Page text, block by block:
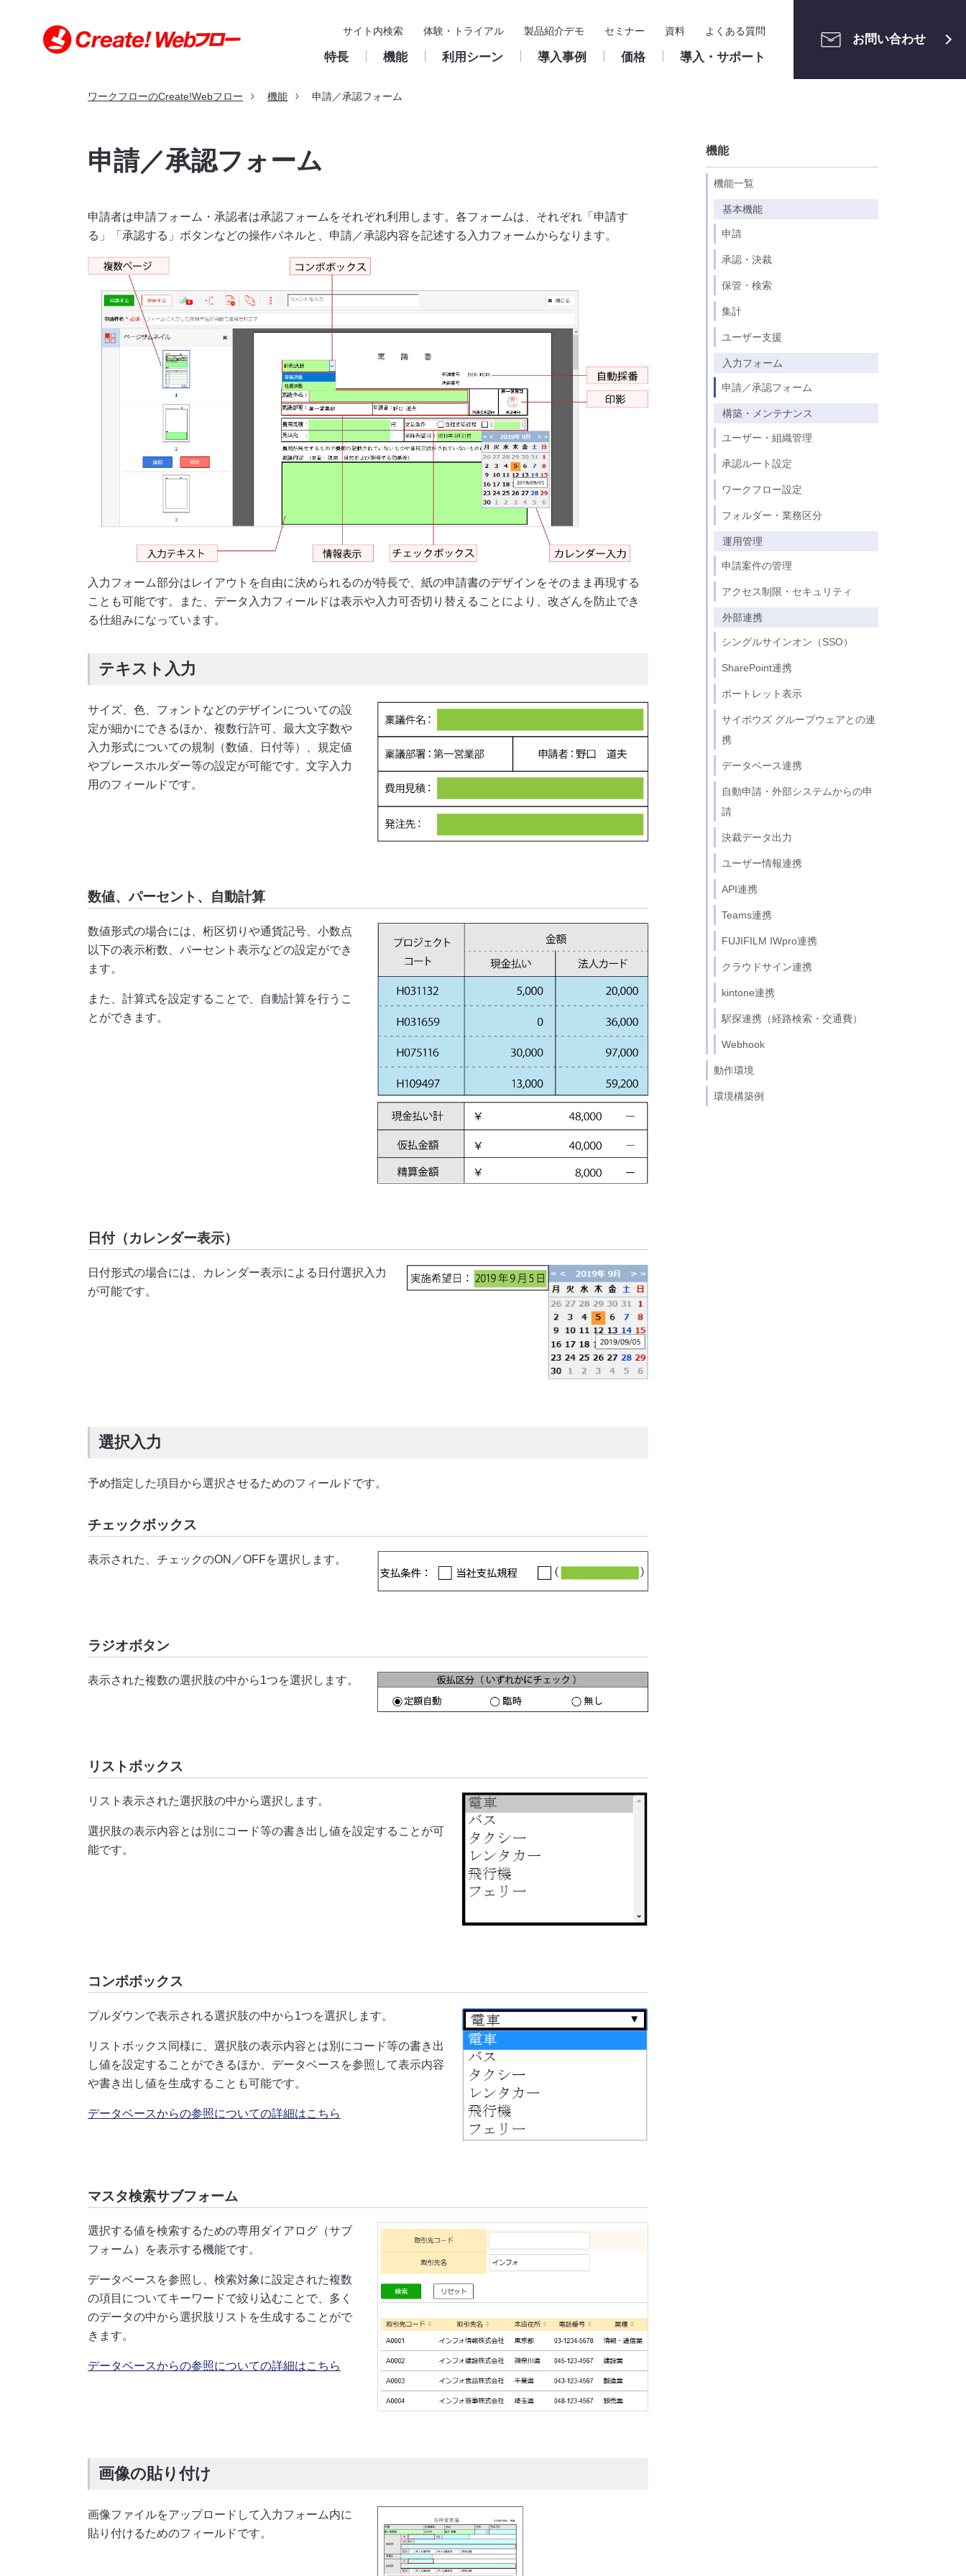
特長 機能 利用シーン 導入事例 価格 導入・サポート
お問い合わせ
クラウド版とパッケージ版の比較
セキュリティへの取り組み
製品の沿革
Create!Webフローとは
申請書サンプル
動作環境（クラウド版）
動作環境（パッケージ版）
環境構築例（パッケージ版）
集計
ユーザー支援
ワークフロー設定
フォルダー・業務区分
ティ
外部連携
認証・ポータル連携
シングルサインオン（SSO）
ポートレット表示
サイボウズグループウェアとの連携
通知
データ連携
自動申請／外部システムからの申請
ユーザー情報連携
API連携
kintone連携
駅探連携（経路検索・交通費）
Webhook
稟議書（決裁伺い） 情報システム関連
工場への申請 見積書、注文書
鹿児島きもつき農業協同組合
様
株式会社ホンダモビリティ南
イノチオホールディングス株
式会社 様
エステー株式会社 様
クラウド版
規約・契約条項
保守のご案内
販売・サポートサイクル
ユーザーサポートサイト
ワークフロー構築相談会
ユーザーマニュアル（申請者・承認
リファレンスマニュアル（管理者）
メンテナンス情報
パッケージ版
パスワードセンター
お問い合わせフォーム
サイト内検索 体験・トライアル 製品紹介デモ セミナー 資料 よくある質問
ワークフローのCreate!Webフロー 機能 申請／承認フォーム
申請／承認フォーム
申請者は申請フォーム・承認者は承認フォームをそれぞれ利用します。各フォームは、それぞれ「申請す
る」「承認する」ボタンなどの操作パネルと、申請／承認内容を記述する入力フォームからなります。
入力フォーム部分はレイアウトを自由に決められるのが特長で、紙の申請書のデザインをそのまま再現する
ことも可能です。また、データ入力フィールドは表示や入力可否切り替えることにより、改ざんを防止でき
る仕組みになっています。
テキスト入力
サイズ、色、フォントなどのデザインについての設
定が細かにできるほか、複数行許可、最大文字数や
入力形式についての規制（数値、日付等）、規定値
やプレースホルダー等の設定が可能です。文字入力
用のフィールドです。
数値、パーセント、自動計算
数値形式の場合には、桁区切りや通貨記号、小数点
以下の表示桁数、パーセント表示などの設定ができ
ます。
また、計算式を設定することで、自動計算を行うこ
とができます。
日付（カレンダー表示）
日付形式の場合には、カレンダー表示による日付選択入力
が可能です。
選択入力
予め指定した項目から選択させるためのフィールドです。
チェックボックス
表示された、チェックのON／OFFを選択します。
ラジオボタン
表示された複数の選択肢の中から1つを選択します。
リストボックス
リスト表示された選択肢の中から選択します。
選択肢の表示内容とは別にコード等の書き出し値を設定することが可
能です。
コンボボックス
プルダウンで表示される選択肢の中から1つを選択します。
リストボックス同様に、選択肢の表示内容とは別にコード等の書き出
し値を設定することができるほか、データベースを参照して表示内容
や書き出し値を生成することも可能です。
データベースからの参照についての詳細はこちら
マスタ検索サブフォーム
選択する値を検索するための専用ダイアログ（サブ
フォーム）を表示する機能です。
データベースを参照し、検索対象に設定された複数
の項目についてキーワードで絞り込むことで、多く
のデータの中から選択肢リストを生成することがで
きます。
データベースからの参照についての詳細はこちら
画像の貼り付け
画像ファイルをアップロードして入力フォーム内に
貼り付けるためのフィールドです。
機能
機能一覧
基本機能
申請
承認・決裁
保管・検索
集計
ユーザー支援
入力フォーム
申請／承認フォーム
構築・メンテナンス
ユーザー・組織管理
承認ルート設定
ワークフロー設定
フォルダー・業務区分
運用管理
申請案件の管理
アクセス制限・セキュリティ
外部連携
シングルサインオン（SSO）
SharePoint連携
ポートレット表示
サイボウズ グループウェアとの連
携
データベース連携
自動申請・外部システムからの申
請
決裁データ出力
ユーザー情報連携
API連携
Teams連携
FUJIFILM IWpro連携
クラウドサイン連携
kintone連携
駅探連携（経路検索・交通費）
Webhook
動作環境
環境構築例